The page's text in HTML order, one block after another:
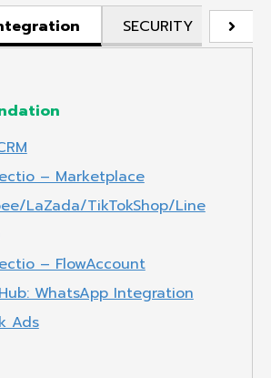
SECURITY
– Marketplace
LaZada/TikTokShop/Line
– FlowAccount
WhatsApp Integration
Ads